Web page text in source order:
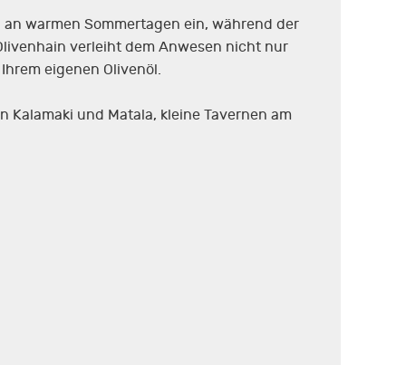
warmen Sommertagen ein, während der
verleiht dem Anwesen nicht nur
eigenen Olivenöl.
und Matala, kleine Tavernen am